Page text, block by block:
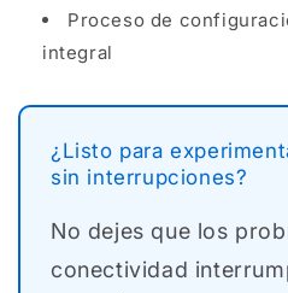
Proceso de
integral
¿Listo para
sin interrupciones?
No dejes que los
conectividad